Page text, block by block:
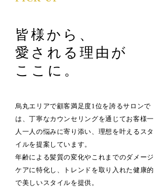
皆様から、
愛される理由が
ここに。
烏丸エリアで顧客満足度1位を誇るサロンで
は、丁寧なカウンセリングを通じてお客様一
人一人の悩みに寄り添い、理想を叶えるスタ
イルを提案しています。
年齢による髪質の変化やこれまでのダメージ
ケアに特化し、トレンドを取り入れた健康的
で美しいスタイルを提供。